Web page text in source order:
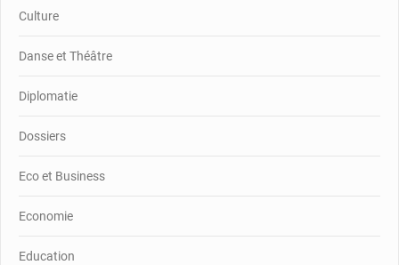
Culture
Danse et Théâtre
Diplomatie
Dossiers
Eco et Business
Economie
Education